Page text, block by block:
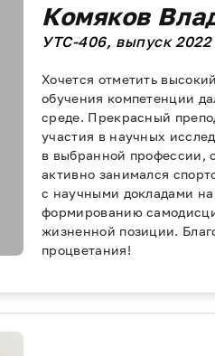
Комяков
УТС-406, выпуск 2022
Хочется отметить
обучения компетенции
среде. Прекрасный
участия в научных
в выбранной профессии,
активно занимался
с научными докладами
формированию
жизненной позиции.
процветания!